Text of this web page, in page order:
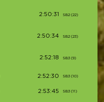
2:50:31 SB2 (22)
2:50:34 SB2 (23)
2:52:18 SB3 (9)
2:52:30 SB3 (10)
2:53:45 SB3 (11)